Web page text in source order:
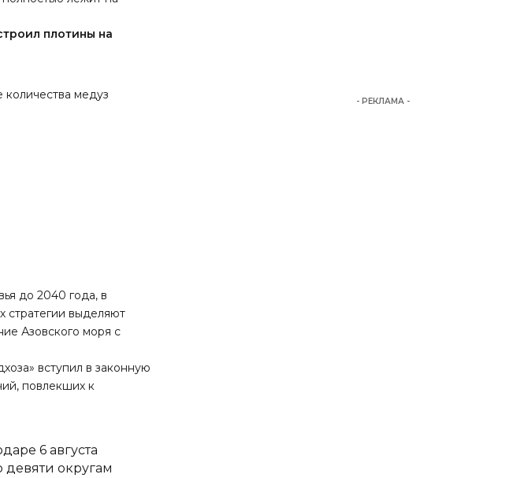
плотины на
медуз
до 2040 года, в
стратегии выделяют
Азовского моря с
вступил в законную
повлекших к
6 августа
девяти округам
- РЕКЛАМА -